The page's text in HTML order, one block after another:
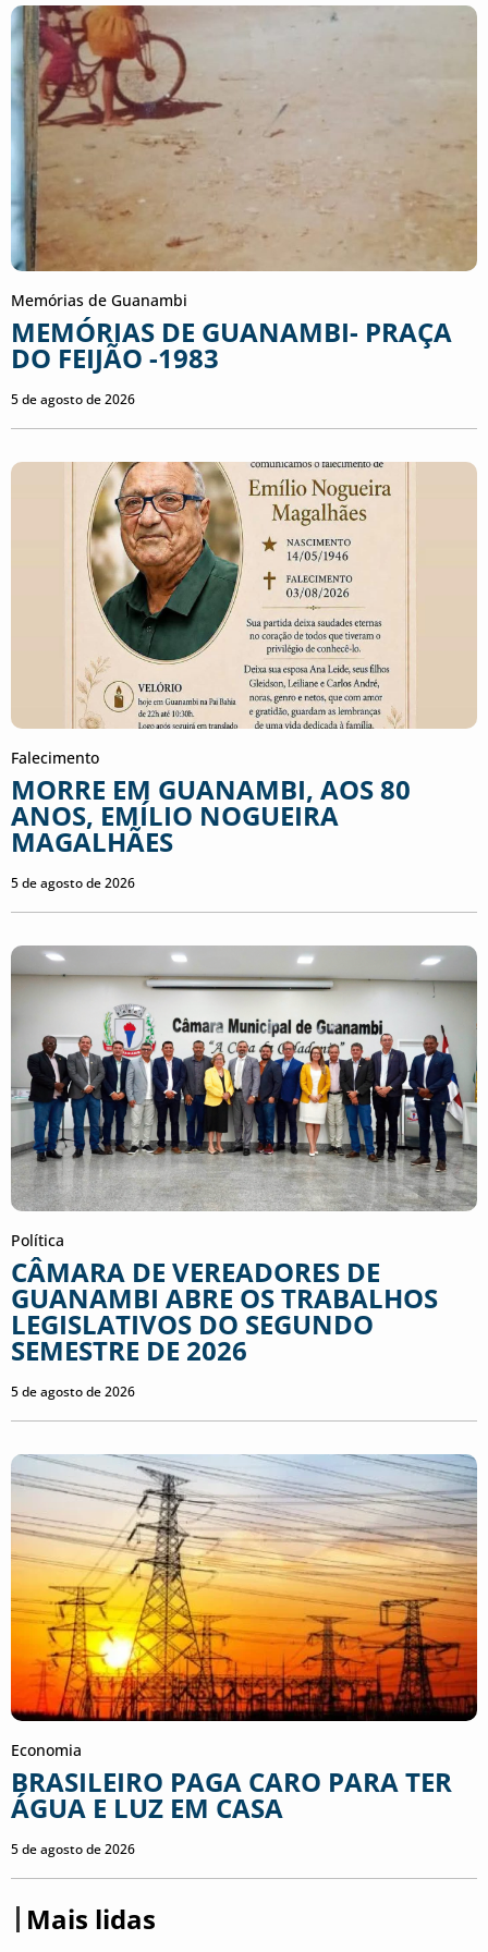
Memórias de Guanambi
MEMÓRIAS DE GUANAMBI- PRAÇA
DO FEIJÃO -1983
5 de agosto de 2026
Falecimento
MORRE EM GUANAMBI, AOS 80
ANOS, EMÍLIO NOGUEIRA
MAGALHÃES
5 de agosto de 2026
Política
CÂMARA DE VEREADORES DE
GUANAMBI ABRE OS TRABALHOS
LEGISLATIVOS DO SEGUNDO
SEMESTRE DE 2026
5 de agosto de 2026
Economia
BRASILEIRO PAGA CARO PARA TER
ÁGUA E LUZ EM CASA
5 de agosto de 2026
Mais lidas